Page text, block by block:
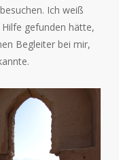
Ich weiß
gefunden hätte,
Begleiter bei mir,